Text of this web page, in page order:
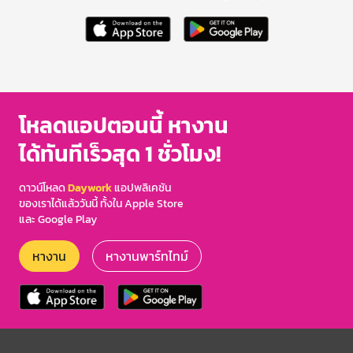
โหลดแอปตอนนี้ หางาน
ได้ทันทีเร็วสุด 1 ชั่วโมง!
ดาวน์โหลดDayworkแอปพลิเคชัน
ของเราได้แล้ววันนี้ ทั้งใน Apple Store
และ Google Play
หางาน หางานพาร์ทไทม์